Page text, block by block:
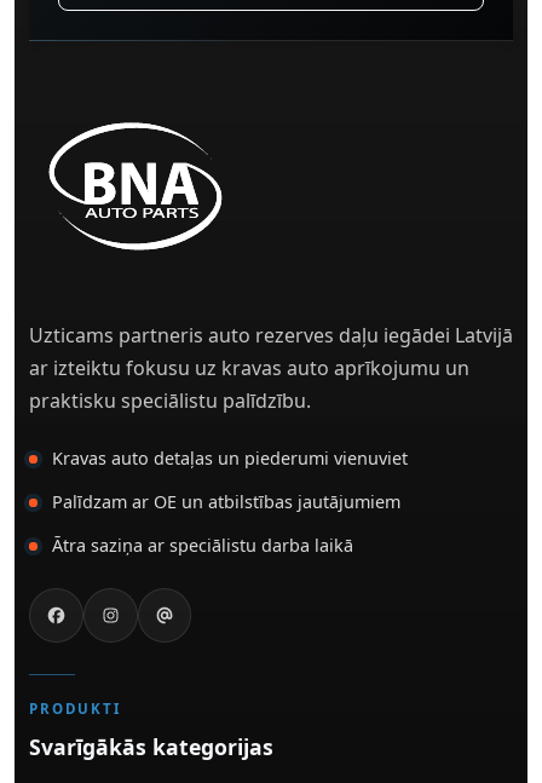
Uzticams partneris auto rezerves daļu iegādei Latvijā
ar izteiktu fokusu uz kravas auto aprīkojumu un
praktisku speciālistu palīdzību.
Kravas auto detaļas un piederumi vienuviet
Palīdzam ar OE un atbilstības jautājumiem
Ātra saziņa ar speciālistu darba laikā
PRODUKTI
Svarīgākās kategorijas